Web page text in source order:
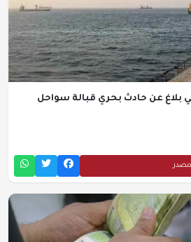
بلاغ عن حادث بحري قبالة سواحل